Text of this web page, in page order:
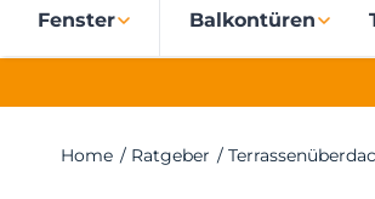
o
Fenster Balkontüren
Home / Ratgeber /